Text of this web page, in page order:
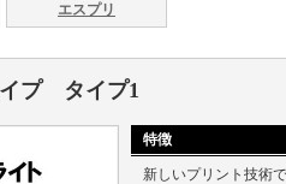
エスプリ
プ タイプ1
特徴
新しいプリント技術